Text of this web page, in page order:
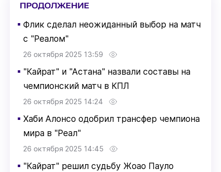
ПРОДОЛЖЕНИЕ
▪ Флик сделал неожиданный выбор на матч
с "Реалом"
26 октября 2025 13:59
▪ "Кайрат" и "Астана" назвали составы на
чемпионский матч в КПЛ
26 октября 2025 14:24
▪ Хаби Алонсо одобрил трансфер чемпиона
мира в "Реал"
26 октября 2025 14:45
▪ "Кайрат" решил судьбу Жоао Пауло